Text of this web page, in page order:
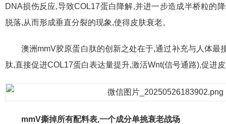
DNA损伤反应,导致COL17蛋白降解,并进一步造成半桥粒的
脱落,从而形成垂直分裂的现象,使得皮肤衰老。
澳洲mmV胶原蛋白肽的创新之处在于,通过补充与人体最
肽,直接促进COL17蛋白表达量提升,激活Wnt(信号通路),促进
mmV撕掉所有配料表,一个成分单挑衰老战场